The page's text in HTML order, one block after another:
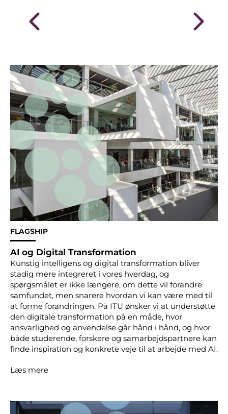
FLAGSHIP
AI og Digital Transformation
Kunstig intelligens og digital transformation bliver
stadig mere integreret i vores hverdag, og
spørgsmålet er ikke længere, om dette vil forandre
samfundet, men snarere hvordan vi kan være med til
at forme forandringen. På ITU ønsker vi at understøtte
den digitale transformation på en måde, hvor
ansvarlighed og anvendelse går hånd i hånd, og hvor
både studerende, forskere og samarbejdspartnere kan
finde inspiration og konkrete veje til at arbejde med AI.
Læs mere